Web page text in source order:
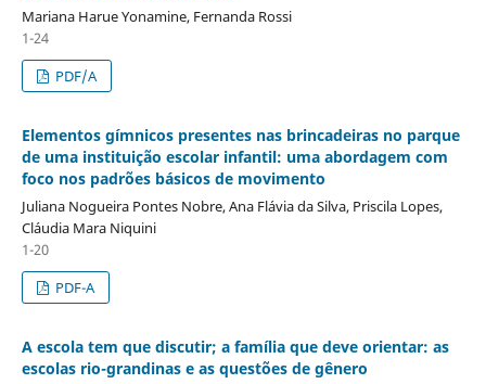
Mariana Harue Yonamine, Fernanda Rossi
1-24
PDF/A
Elementos gímnicos presentes nas brincadeiras no parque
de uma instituição escolar infantil: uma abordagem com
foco nos padrões básicos de movimento
Juliana Nogueira Pontes Nobre, Ana Flávia da Silva, Priscila Lopes,
Cláudia Mara Niquini
1-20
PDF-A
A escola tem que discutir; a família que deve orientar: as
escolas rio-grandinas e as questões de gênero